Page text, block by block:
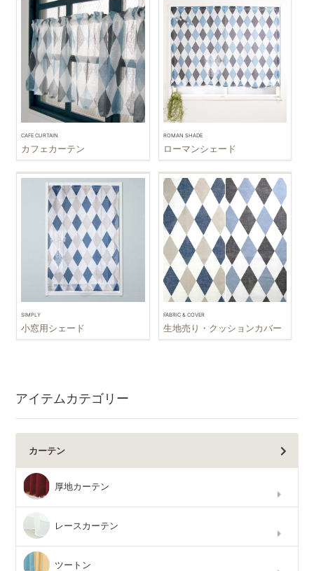
CAFE CURTAIN
カフェカーテン
ROMAN SHADE
ローマンシェード
SIMPLY
小窓用シェード
FABRIC & COVER
生地売り・クッションカバー
アイテムカテゴリー
カーテン
厚地カーテン
レースカーテン
ツートン